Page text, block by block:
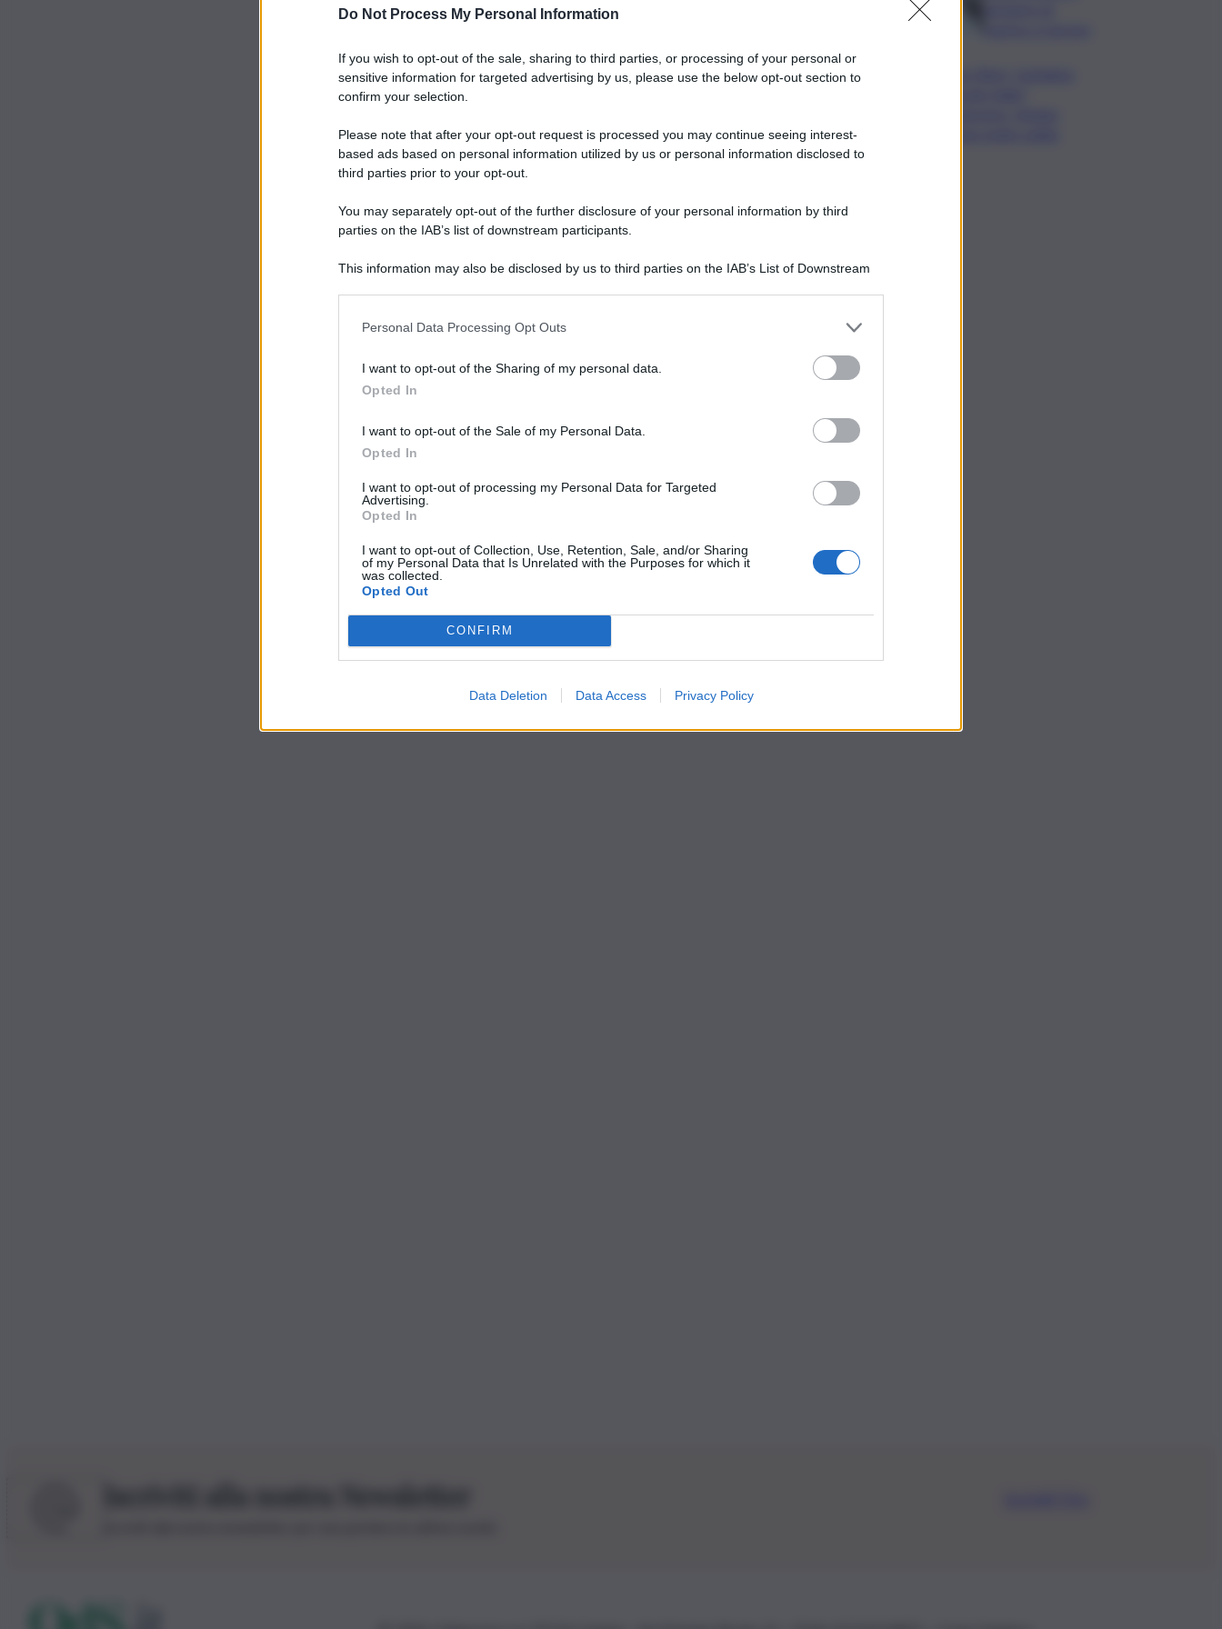
Do Not Process My Personal Information
If you wish to opt-out of the sale, sharing to third parties, or processing of your personal or
sensitive information for targeted advertising by us, please use the below opt-out section to
confirm your selection.
Please note that after your opt-out request is processed you may continue seeing interest-
based ads based on personal information utilized by us or personal information disclosed to
third parties prior to your opt-out.
You may separately opt-out of the further disclosure of your personal information by third
parties on the IAB’s list of downstream participants.
This information may also be disclosed by us to third parties on the IAB’s List of Downstream
Personal Data Processing Opt Outs
I want to opt-out of the Sharing of my personal data.
Opted In
I want to opt-out of the Sale of my Personal Data.
Opted In
I want to opt-out of processing my Personal Data for Targeted
Advertising.
Opted In
I want to opt-out of Collection, Use, Retention, Sale, and/or Sharing
of my Personal Data that Is Unrelated with the Purposes for which it
was collected.
Opted Out
CONFIRM
Data Deletion Data Access Privacy Policy
Iscriviti alla nostra Newsletter